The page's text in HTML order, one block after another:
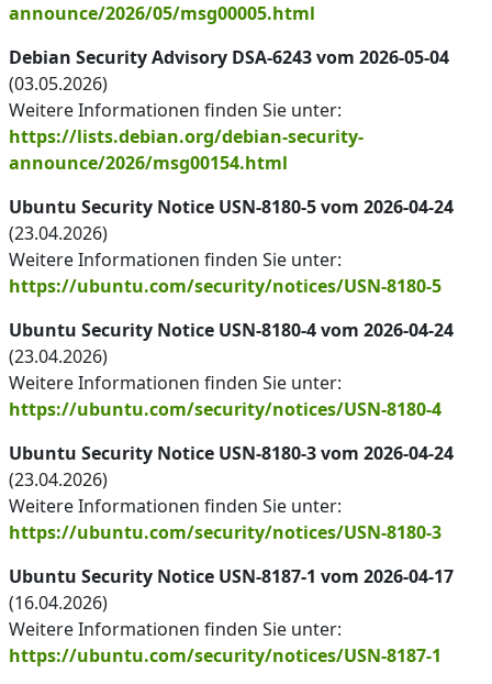
announce/2026/05/msg00005.html
Debian Security Advisory DSA-6243 vom 2026-05-04
(03.05.2026)
Weitere Informationen finden Sie unter:
https://lists.debian.org/debian-security-
announce/2026/msg00154.html
Ubuntu Security Notice USN-8180-5 vom 2026-04-24
(23.04.2026)
Weitere Informationen finden Sie unter:
https://ubuntu.com/security/notices/USN-8180-5
Ubuntu Security Notice USN-8180-4 vom 2026-04-24
(23.04.2026)
Weitere Informationen finden Sie unter:
https://ubuntu.com/security/notices/USN-8180-4
Ubuntu Security Notice USN-8180-3 vom 2026-04-24
(23.04.2026)
Weitere Informationen finden Sie unter:
https://ubuntu.com/security/notices/USN-8180-3
Ubuntu Security Notice USN-8187-1 vom 2026-04-17
(16.04.2026)
Weitere Informationen finden Sie unter:
https://ubuntu.com/security/notices/USN-8187-1